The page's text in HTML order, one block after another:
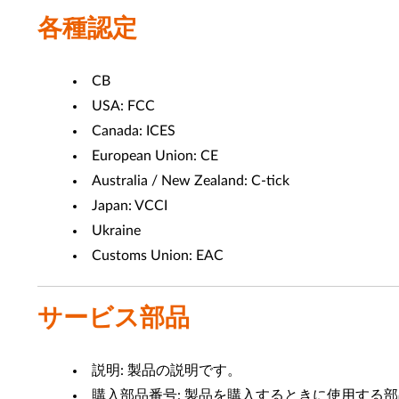
各種認定
CB
USA: FCC
Canada: ICES
European Union: CE
Australia / New Zealand: C-tick
Japan: VCCI
Ukraine
Customs Union: EAC
サービス部品
説明: 製品の説明です。
購入部品番号: 製品を購入するときに使用する部